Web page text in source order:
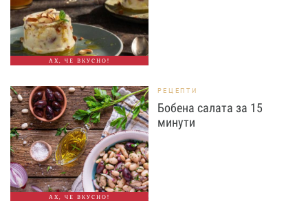
АХ, ЧЕ ВКУСНО!
АХ, ЧЕ ВКУСНО!
РЕЦЕПТИ
Бобена салата за 15
минути